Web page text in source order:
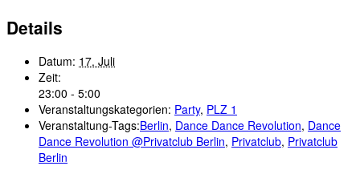
Details
Datum: 17. Juli
Zeit:
23:00 - 5:00
Veranstaltungskategorien: Party, PLZ 1
Veranstaltung-Tags:Berlin, Dance Dance Revolution, Dance
Dance Revolution @Privatclub Berlin, Privatclub, Privatclub
Berlin